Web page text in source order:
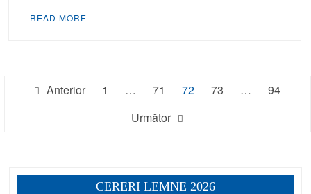
READ MORE
Paginație
Anterior 1 … 71 72 73 …
94
Următor
CERERI LEMNE 2026